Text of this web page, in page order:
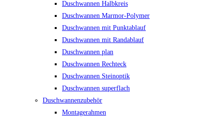
Duschwannen Halbkreis
Duschwannen Marmor-Polymer
Duschwannen mit Punktablauf
Duschwannen mit Randablauf
Duschwannen plan
Duschwannen Rechteck
Duschwannen Steinoptik
Duschwannen superflach
Duschwannenzubehör
Montagerahmen